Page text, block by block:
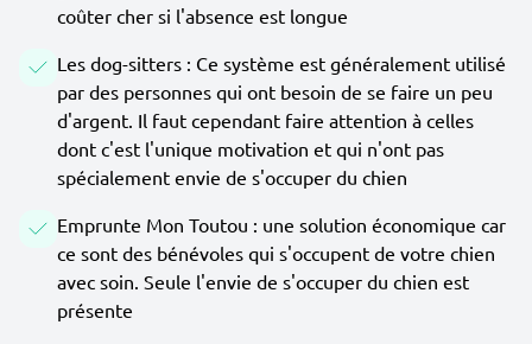
coûter cher si l'absence est longue
Les dog-sitters : Ce système est généralement utilisé
par des personnes qui ont besoin de se faire un peu
d'argent. Il faut cependant faire attention à celles
dont c'est l'unique motivation et qui n'ont pas
spécialement envie de s'occuper du chien
Emprunte Mon Toutou : une solution économique car
ce sont des bénévoles qui s'occupent de votre chien
avec soin. Seule l'envie de s'occuper du chien est
présente